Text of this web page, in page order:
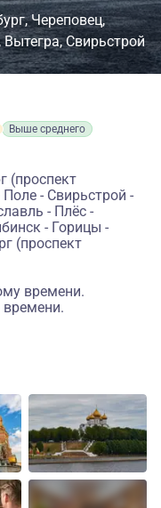
Череповец
Вытегра Свирьстрой
Выше среднего
(проспект
- Свирьстрой -
- Плёс -
- Горицы -
(проспект
времени.